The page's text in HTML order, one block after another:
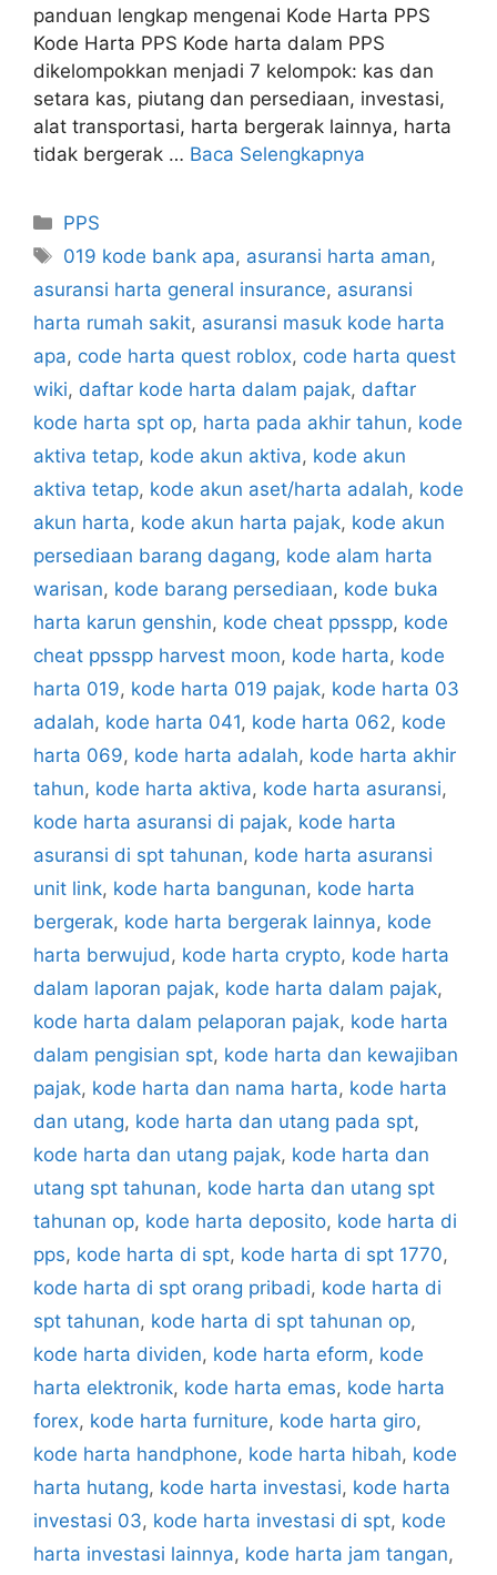
panduan lengkap mengenai Kode Harta PPS
Kode Harta PPS Kode harta dalam PPS
dikelompokkan menjadi 7 kelompok: kas dan
setara kas, piutang dan persediaan, investasi,
alat transportasi, harta bergerak lainnya, harta
tidak bergerak … Baca Selengkapnya
Kategori
PPS
Tag
019 kode bank apa, asuransi harta aman,
asuransi harta general insurance, asuransi
harta rumah sakit, asuransi masuk kode harta
apa, code harta quest roblox, code harta quest
wiki, daftar kode harta dalam pajak, daftar
kode harta spt op, harta pada akhir tahun, kode
aktiva tetap, kode akun aktiva, kode akun
aktiva tetap, kode akun aset/harta adalah, kode
akun harta, kode akun harta pajak, kode akun
persediaan barang dagang, kode alam harta
warisan, kode barang persediaan, kode buka
harta karun genshin, kode cheat ppsspp, kode
cheat ppsspp harvest moon, kode harta, kode
harta 019, kode harta 019 pajak, kode harta 03
adalah, kode harta 041, kode harta 062, kode
harta 069, kode harta adalah, kode harta akhir
tahun, kode harta aktiva, kode harta asuransi,
kode harta asuransi di pajak, kode harta
asuransi di spt tahunan, kode harta asuransi
unit link, kode harta bangunan, kode harta
bergerak, kode harta bergerak lainnya, kode
harta berwujud, kode harta crypto, kode harta
dalam laporan pajak, kode harta dalam pajak,
kode harta dalam pelaporan pajak, kode harta
dalam pengisian spt, kode harta dan kewajiban
pajak, kode harta dan nama harta, kode harta
dan utang, kode harta dan utang pada spt,
kode harta dan utang pajak, kode harta dan
utang spt tahunan, kode harta dan utang spt
tahunan op, kode harta deposito, kode harta di
pps, kode harta di spt, kode harta di spt 1770,
kode harta di spt orang pribadi, kode harta di
spt tahunan, kode harta di spt tahunan op,
kode harta dividen, kode harta eform, kode
harta elektronik, kode harta emas, kode harta
forex, kode harta furniture, kode harta giro,
kode harta handphone, kode harta hibah, kode
harta hutang, kode harta investasi, kode harta
investasi 03, kode harta investasi di spt, kode
harta investasi lainnya, kode harta jam tangan,